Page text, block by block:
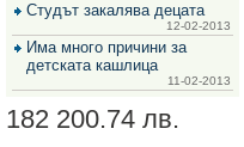
Студът закалява децата
12-02-2013
Има много причини за
детската кашлица
11-02-2013
182 200.74 лв.